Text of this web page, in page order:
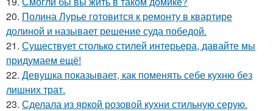
20. Полина Лурье готовится к ремонту в квартире
долиной и называет решение суда победой.
21. Существует столько стилей интерьера, давайте мы
придумаем ещё!
22. Девушка показывает, как поменять себе кухню без
лишних трат.
23. Сделала из яркой розовой кухни стильную серую.